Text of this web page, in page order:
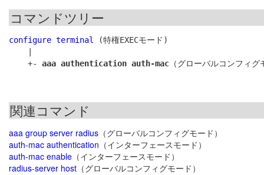
コマンドツリー
configure terminal
(特権EXECモード)
    +-
aaa authentication auth-mac
関連コマンド
aaa group server radius （グローバルコンフィグモード）
auth-mac authentication （インターフェースモード）
auth-mac enable （インターフェースモード）
radius-server host （グローバルコンフィグモード）